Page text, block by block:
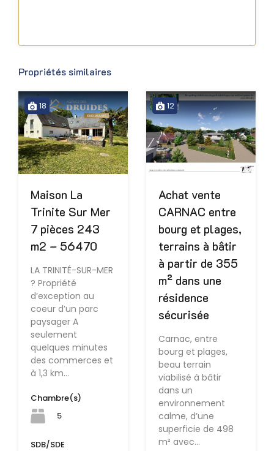
Propriétés similaires
18
Maison La
Trinite Sur Mer
7 pièces 243
m2 – 56470
LA TRINITÉ-SUR-MER
? Propriété
d’exception au
coeur d’un parc
paysager A
seulement
quelques minutes
des commerces et
à 1,3 km…
Chambre(s)
5
SDB/SDE
12
Achat vente
CARNAC entre
bourg et plages,
terrains à bâtir
à partir de 355
m² dans une
résidence
sécurisée
Carnac, entre
bourg et plages,
beau terrain
viabilisé à bâtir
dans un
environnement
calme, d’une
superficie de 498
m² avec…